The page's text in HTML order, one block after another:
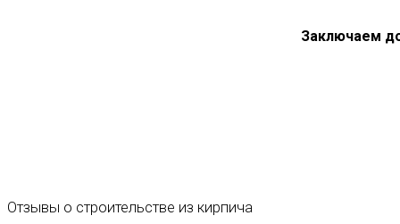
Заключаем
Отзывы о строительстве из кирпича